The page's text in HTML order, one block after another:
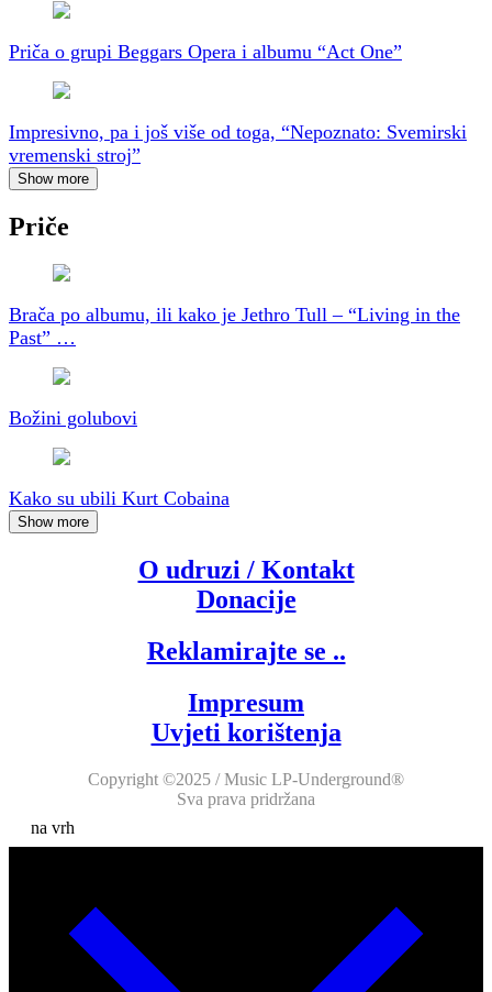
Priča o grupi Beggars Opera i albumu “Act One”
Impresivno, pa i još više od toga, “Nepoznato: Svemirski
vremenski stroj”
Show more
Priče
Brača po albumu, ili kako je Jethro Tull – “Living in the
Past” …
Božini golubovi
Kako su ubili Kurt Cobaina
Show more
O udruzi / Kontakt
Donacije
Reklamirajte se ..
Impresum
Uvjeti korištenja
Copyright ©2025 / Music LP-Underground®
Sva prava pridržana
na vrh